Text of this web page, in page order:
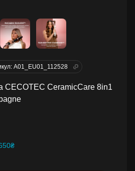
A01_EU01_112528
CECOTEC CeramicCare 8in1